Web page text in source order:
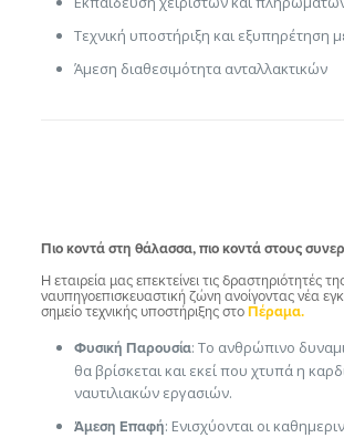
Τεχνική υποστήριξη και εξυπηρέτηση
Άμεση διαθεσιμότητα ανταλλακτικών
Πιο κοντά στη θάλασσα, πιο κοντά στους
Η εταιρεία μας επεκτείνει τις δραστηριότητές
ναυπηγοεπισκευαστική ζώνη ανοίγοντας νέα
σημείο τεχνικής υποστήριξης στοΠέραμα.
Φυσική Παρουσία: Το ανθρώπινο
θα βρίσκεται και εκεί που χτυπά η
ναυτιλιακών εργασιών.
Άμεση Επαφή: Ενισχύονται οι